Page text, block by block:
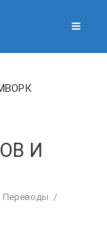
И
Переводы